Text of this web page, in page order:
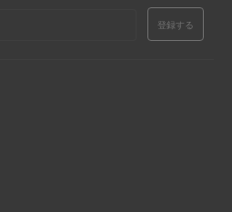
登録する